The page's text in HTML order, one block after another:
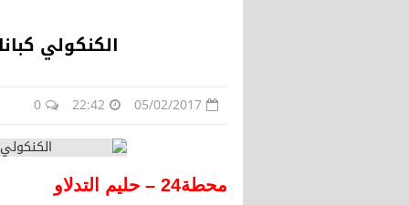
الكنكولي
محطة24 – حليم التدلاو